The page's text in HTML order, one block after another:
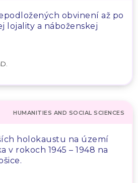
obvinení až po
lojality a náboženskej
HUMANITIES AND SOCIAL SCIENCES
holokaustu na území
v rokoch 1945 – 1948 na